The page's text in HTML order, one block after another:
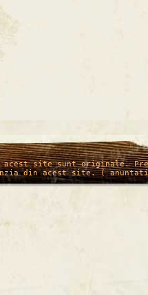
acest site sunt originale.
din acest site. (